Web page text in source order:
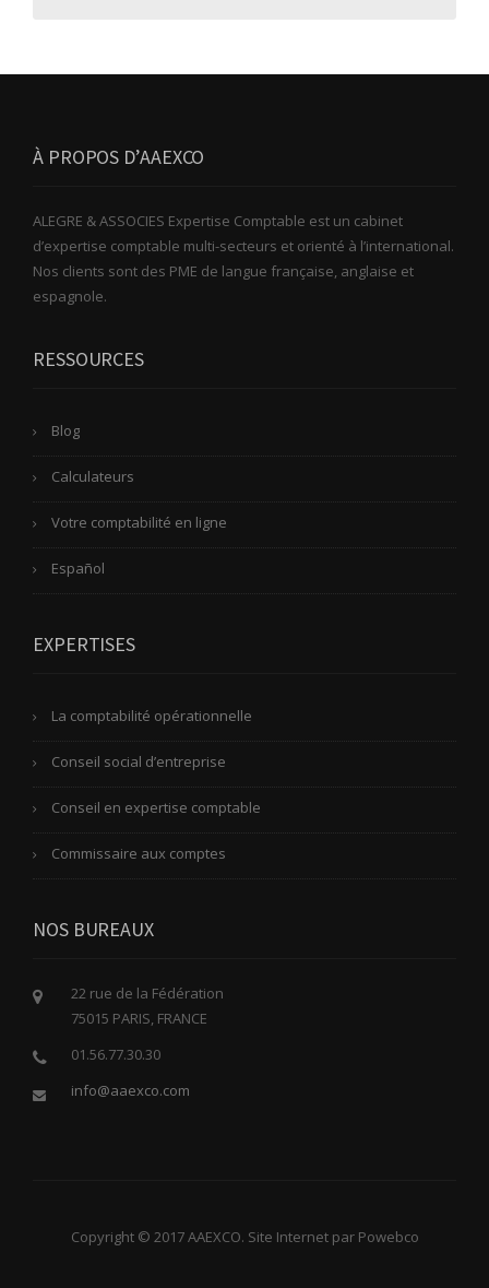
À PROPOS D’AAEXCO
ALEGRE & ASSOCIES Expertise Comptable est un cabinet
d’expertise comptable multi-secteurs et orienté à l’international.
Nos clients sont des PME de langue française, anglaise et
espagnole.
RESSOURCES
Blog
Calculateurs
Votre comptabilité en ligne
Español
EXPERTISES
La comptabilité opérationnelle
Conseil social d’entreprise
Conseil en expertise comptable
Commissaire aux comptes
NOS BUREAUX
22 rue de la Fédération
75015 PARIS, FRANCE
01.56.77.30.30
info@aaexco.com
Copyright © 2017 AAEXCO. Site Internet par Powebco